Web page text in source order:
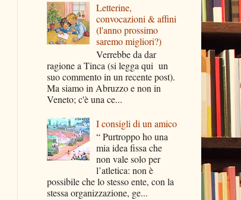
Letterine,
convocazioni & affini
(l'anno prossimo
saremo migliori?)
Verrebbe da dar
ragione a Tinca (si legga qui un
suo commento in un recente post).
Ma siamo in Abruzzo e non in
Veneto; c'è una ce...
I consigli di un amico
“ Purtroppo ho una
mia idea fissa che
non vale solo per
l’atletica: non è
possibile che lo stesso ente, con la
stessa organizzazione, ge...